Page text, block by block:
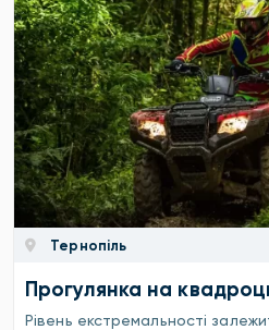
Тернопіль
Прогулянка на
Рівень екстремальності